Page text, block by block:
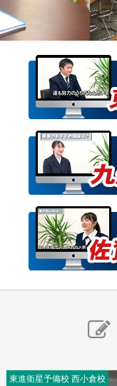
東進衛星予備校 西小倉校